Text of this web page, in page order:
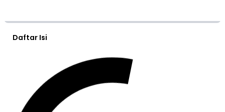
Daftar Isi